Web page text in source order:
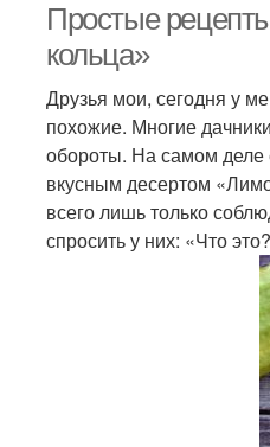
Простые
кольца»
Друзья мои, сегодня у
похожие. Многие
обороты. На самом деле
вкусным десертом
всего лишь только
спросить у них: «Что